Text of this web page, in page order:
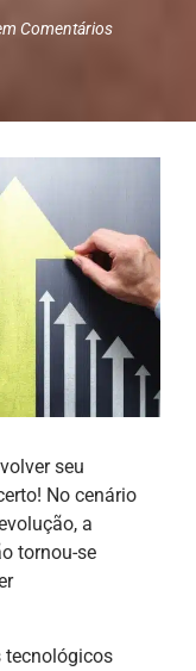
Comentários
seu
No cenário
a
tornou-se
tecnológicos